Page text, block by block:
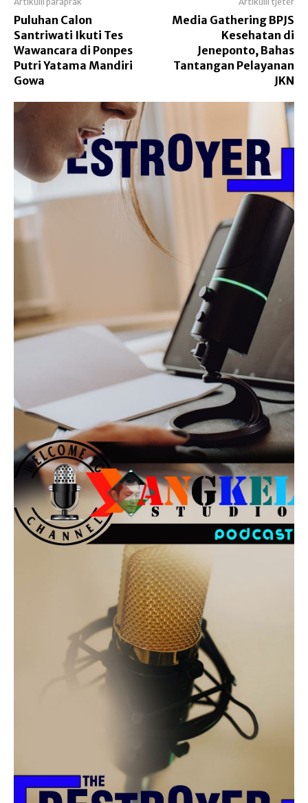
Puluhan Calon
Santriwati Ikuti Tes
Wawancara di Ponpes
Putri Yatama Mandiri
Gowa
Media Gathering BPJS
Kesehatan di
Jeneponto, Bahas
Tantangan Pelayanan
JKN